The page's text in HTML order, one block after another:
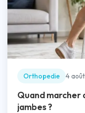
Orthopedie 4
Quand marcher
jambes ?